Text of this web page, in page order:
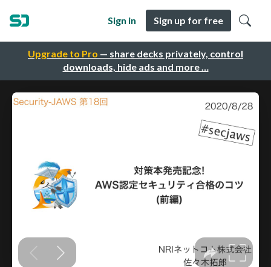
Upgrade to Pro — share decks privately, control
downloads, hide ads and more …
Sign in Sign up for free